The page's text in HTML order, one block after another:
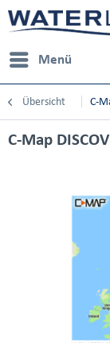
Menü
Übersicht C-
C-Map